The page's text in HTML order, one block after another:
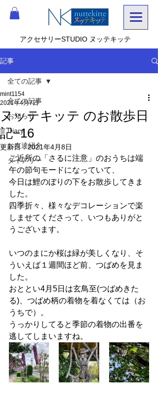
アクセサリーSTUDIO ヌッテキッテ
記事
全ての記事
お知らせ
Diary
お友達紹介
ダイアリー
全ての記事
ヌッテキッテ のお散歩日
記−16
mint1154
2021年4月7日
更新日：2021年4月8日
ご近所の「さるに注意」のおうちは端
午の節句モードになっていて、
今日は鯉のぼりの下をお散歩してきま
した。
四季折々、様々なデコレーションで楽
しませてくださって、いつもありがと
うございます。
いつのまにか桜は緑が美しくなり、そ
ういえば１週間ほど前、つばめを見ま
した。
おととい4月5日は玄鳥至(つばめきた
る)、つばめ柄の着物を着なくては（お
うちで）。
うっかりしてると季節の着物の出番を
逃してしまいますね。